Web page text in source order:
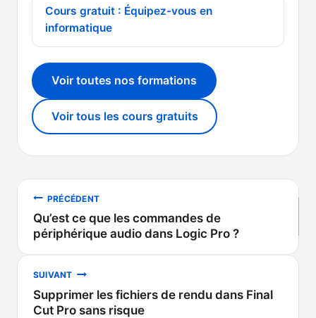
Cours gratuit : Équipez-vous en
informatique
Voir toutes nos formations
Voir tous les cours gratuits
Navigation
de
l’article
PRÉCÉDENT
Qu’est ce que les commandes de
périphérique audio dans Logic Pro ?
SUIVANT
Supprimer les fichiers de rendu dans Final
Cut Pro sans risque